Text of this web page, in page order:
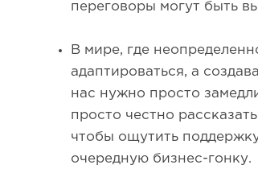
переговоры могут быть
В мире, где
адаптироваться, а
нас нужно просто
просто честно
чтобы ощутить
очередную бизнес-гонку.